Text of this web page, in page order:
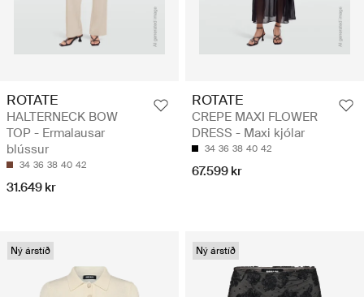
ROTATE
HALTERNECK BOW
TOP - Ermalausar
blússur
34 36 38 40 42
31.649 kr
ROTATE
CREPE MAXI FLOWER
DRESS - Maxi kjólar
34 36 38 40 42
67.599 kr
Ný árstíð Ný árstíð